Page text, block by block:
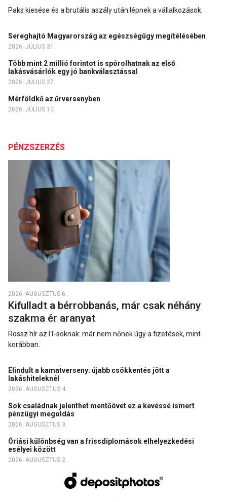
Paks kiesése és a brutális aszály után lépnek a vállalkozások.
Sereghajtó Magyarország az egészségügy megítélésében
2026. JÚLIUS 31.
Több mint 2 millió forintot is spórolhatnak az első
lakásvásárlók egy jó bankválasztással
2026. JÚLIUS 27.
Mérföldkő az űrversenyben
2026. JÚLIUS 10.
PÉNZSZERZÉS
2026. AUGUSZTUS 6.
Kifulladt a bérrobbanás, már csak néhány
szakma ér aranyat
Rossz hír az IT-soknak: már nem nőnek úgy a fizetések, mint
korábban.
Elindult a kamatverseny: újabb csökkentés jött a
lakáshiteleknél
2026. AUGUSZTUS 4.
Sok családnak jelenthet mentőövet ez a kevéssé ismert
pénzügyi megoldás
2026. AUGUSZTUS 3.
Óriási különbség van a frissdiplomások elhelyezkedési
esélyei között
2026. AUGUSZTUS 2.